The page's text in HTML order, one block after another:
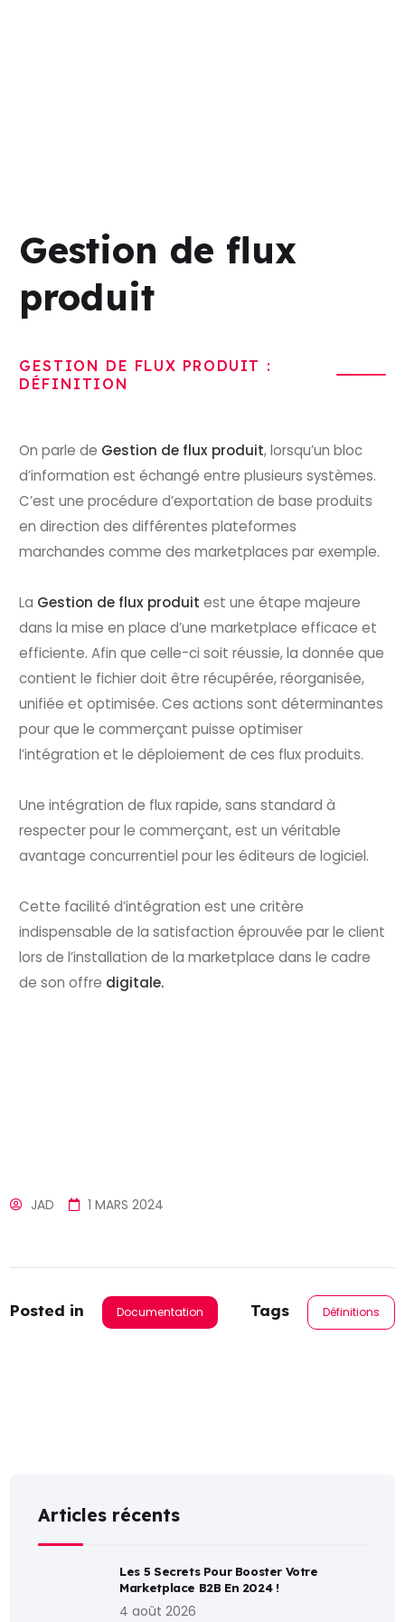
Gestion de flux
produit
GESTION DE FLUX PRODUIT :
DÉFINITION
On parle de Gestion de flux produit, lorsqu’un bloc
d’information est échangé entre plusieurs systèmes.
C’est une procédure d’exportation de base produits
en direction des différentes plateformes
marchandes comme des marketplaces par exemple.
La Gestion de flux produitest une étape majeure
dans la mise en place d’une marketplace efficace et
efficiente. Afin que celle-ci soit réussie, la donnée que
contient le fichier doit être récupérée, réorganisée,
unifiée et optimisée. Ces actions sont déterminantes
pour que le commerçant puisse optimiser
l’intégration et le déploiement de ces flux produits.
Une intégration de flux rapide, sans standard à
respecter pour le commerçant, est un véritable
avantage concurrentiel pour les éditeurs de logiciel.
Cette facilité d’intégration est une critère
indispensable de la satisfaction éprouvée par le client
lors de l’installation de la marketplace dans le cadre
de son offre digitale.
JAD 1 MARS 2024
Posted in Documentation Tags Définitions
Articles récents
Les 5 Secrets Pour Booster Votre
Marketplace B2B En 2024 !
4 août 2026